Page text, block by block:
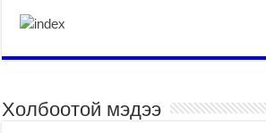
Холбоотой мэдээ